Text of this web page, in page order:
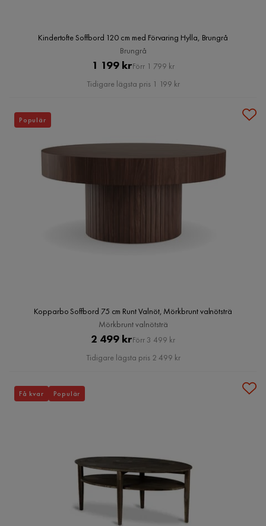
Kindertofte Soffbord 120 cm med Förvaring Hylla, Brungrå
Brungrå
Pris
1 199 krOriginal
Pris
Förr 1 799 kr
Tidigare lägsta pris 1 199 kr
Kopparbo Soffbord 75 cm Runt Valnöt, Mörkbrunt valnötsträ
Mörkbrunt valnötsträ
Pris
2 499 krOriginal
Pris
Förr 3 499 kr
Tidigare lägsta pris 2 499 kr
Populär
Få kvar Populär